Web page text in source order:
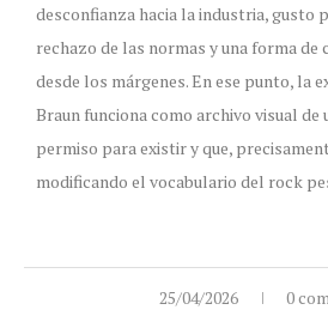
desconfianza hacia la industria, gusto
rechazo de las normas y una forma de
desde los márgenes. En ese punto, la
Braun funciona como archivo visual de
permiso para existir y que,
modificando el vocabulario del rock
25/04/2026 0